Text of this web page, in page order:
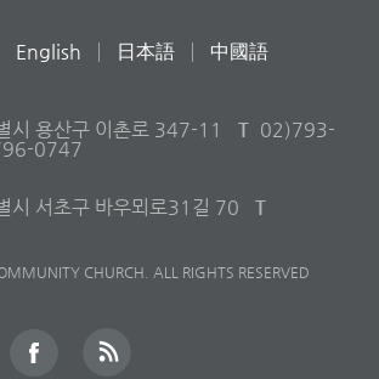
English 日本語 中國語
시 용산구 이촌로 347-11
T 02)793-
0747
시 서초구 바우뫼로31길 70
T
CHURCH. ALL RIGHTS RESERVED